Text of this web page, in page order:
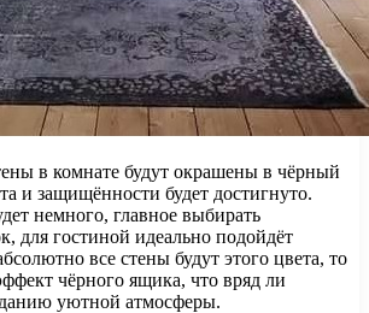
в комнате будут окрашены в чёрный
и защищённости будет достигнуто.
немного, главное выбирать
для гостиной идеально подойдёт
все стены будут этого цвета, то
чёрного ящика, что вряд ли
уютной атмосферы.